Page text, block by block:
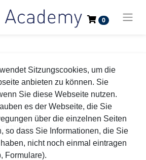
0
Sitzungscookies, um die
anbieten zu können. Sie
Sie diese Webseite nutzen.
es der Webseite, die Sie
über die einzelnen Seiten
so dass Sie Informationen, die Sie
nicht noch einmal eintragen
Formulare).